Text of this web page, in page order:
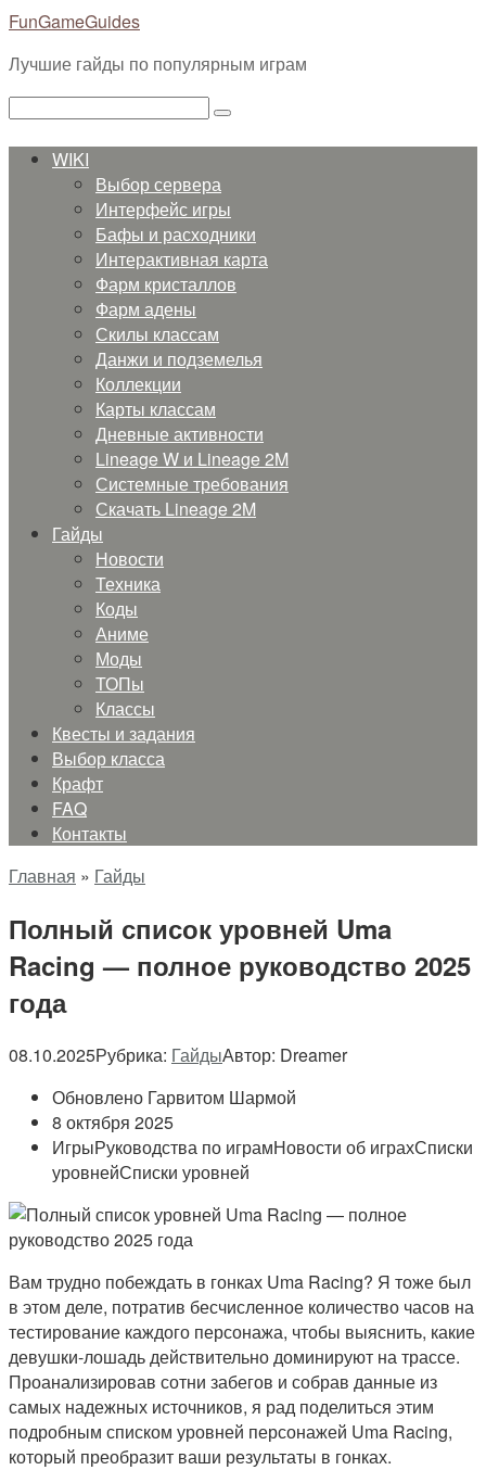
Перейти
контенту
FunGameGuides
Лучшие гайды по популярным играм
Поиск:
WIKI
Выбор сервера
Интерфейс игры
Бафы и расходники
Интерактивная карта
Фарм кристаллов
Фарм адены
Скилы классам
Данжи и подземелья
Коллекции
Карты классам
Дневные активности
Lineage W и Lineage 2M
Системные требования
Скачать Lineage 2M
Гайды
Новости
Техника
Коды
Аниме
Моды
ТОПы
Классы
Квесты и задания
Выбор класса
Крафт
FAQ
Контакты
Главная » Гайды
Полный список уровней Uma
Racing — полное руководство 2025
года
08.10.2025Рубрика: ГайдыАвтор: Dreamer
Обновлено Гарвитом Шармой
8 октября 2025
ИгрыРуководства по играмНовости об играхСписки
уровнейСписки уровней
Вам трудно побеждать в гонках Uma Racing? Я тоже был
в этом деле, потратив бесчисленное количество часов на
тестирование каждого персонажа, чтобы выяснить, какие
девушки-лошадь действительно доминируют на трассе.
Проанализировав сотни забегов и собрав данные из
самых надежных источников, я рад поделиться этим
подробным списком уровней персонажей Uma Racing,
который преобразит ваши результаты в гонках.